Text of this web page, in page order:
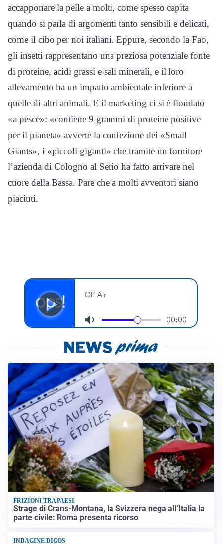
accapponare la pelle a molti, come spesso capita
quando si parla di argomenti tanto sensibili e delicati,
come il cibo per noi italiani. Eppure, secondo la Fao,
gli insetti rappresentano una preziosa potenziale fonte
di proteine, acidi grassi e sali minerali, e il loro
allevamento ha un impatto ambientale inferiore a
quelle di altri animali. E il marketing ci si è fiondato
«a pesce»: «contiene 9 grammi di proteine positive
per il pianeta» avverte la confezione dei «Small
Giants», i «piccoli giganti» che tramite un fornitore
l’azienda di Cologno al Serio ha fatto arrivare nel
cuore della Bassa. Pare che a molti avventori siano
piaciuti.
FRIZIONI TRA PAESI
Strage di Crans-Montana, la Svizzera nega all’Italia la
parte civile: Roma presenta ricorso
INDAGINE DIGOS